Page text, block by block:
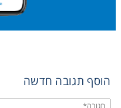
הוסף תגובה חדשה